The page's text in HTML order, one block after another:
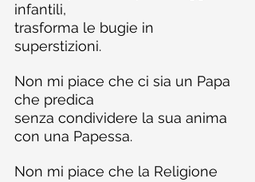
infantili,
trasforma le bugie in
superstizioni.
Non mi piace che ci sia un Papa
che predica
senza condividere la sua anima
con una Papessa.
Non mi piace che la Religione